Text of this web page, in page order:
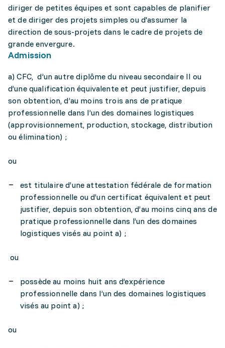
diriger de petites équipes et sont capables de planifier
et de diriger des projets simples ou d'assumer la
direction de sous-projets dans le cadre de projets de
grande envergure.
Admission
a) CFC, d’un autre diplôme du niveau secondaire II ou
d’une qualification équivalente et peut justifier, depuis
son obtention, d’au moins trois ans de pratique
professionnelle dans l’un des domaines logistiques
(approvisionnement, production, stockage, distribution
ou élimination) ;
ou
est titulaire d’une attestation fédérale de formation
professionnelle ou d’un certificat équivalent et peut
justifier, depuis son obtention, d’au moins cinq ans de
pratique professionnelle dans l’un des domaines
logistiques visés au point a) ;
ou
possède au moins huit ans d’expérience
professionnelle dans l’un des domaines logistiques
visés au point a) ;
ou